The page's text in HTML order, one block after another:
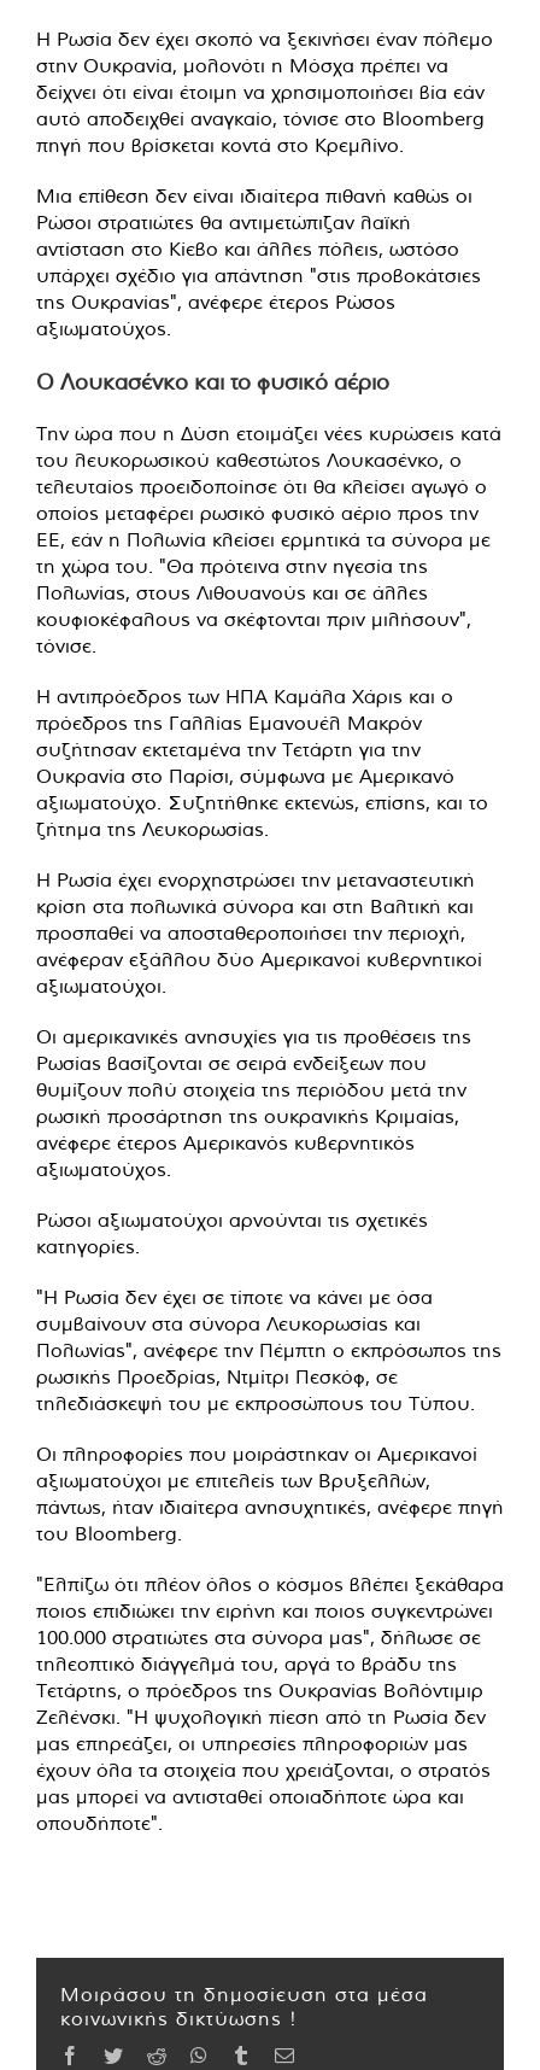
Η Ρωσία δεν έχει σκοπό να ξεκινήσει έναν πόλεμο
στην Ουκρανία, μολονότι η Μόσχα πρέπει να
δείχνει ότι είναι έτοιμη να χρησιμοποιήσει βία εάν
αυτό αποδειχθεί αναγκαίο, τόνισε στο Bloomberg
πηγή που βρίσκεται κοντά στο Κρεμλίνο.
Μια επίθεση δεν είναι ιδιαίτερα πιθανή καθώς οι
Ρώσοι στρατιώτες θα αντιμετώπιζαν λαϊκή
αντίσταση στο Κίεβο και άλλες πόλεις, ωστόσο
υπάρχει σχέδιο για απάντηση "στις προβοκάτσιες
της Ουκρανίας", ανέφερε έτερος Ρώσος
αξιωματούχος.
Ο Λουκασένκο και το φυσικό αέριο
Την ώρα που η Δύση ετοιμάζει νέες κυρώσεις κατά
του λευκορωσικού καθεστώτος Λουκασένκο, ο
τελευταίος προειδοποίησε ότι θα κλείσει αγωγό ο
οποίος μεταφέρει ρωσικό φυσικό αέριο προς την
ΕΕ, εάν η Πολωνία κλείσει ερμητικά τα σύνορα με
τη χώρα του. "Θα πρότεινα στην ηγεσία της
Πολωνίας, στους Λιθουανούς και σε άλλες
κουφιοκέφαλους να σκέφτονται πριν μιλήσουν",
τόνισε.
Η αντιπρόεδρος των ΗΠΑ Καμάλα Χάρις και ο
πρόεδρος της Γαλλίας Εμανουέλ Μακρόν
συζήτησαν εκτεταμένα την Τετάρτη για την
Ουκρανία στο Παρίσι, σύμφωνα με Αμερικανό
αξιωματούχο. Συζητήθηκε εκτενώς, επίσης, και το
ζήτημα της Λευκορωσίας.
Η Ρωσία έχει ενορχηστρώσει την μεταναστευτική
κρίση στα πολωνικά σύνορα και στη Βαλτική και
προσπαθεί να αποσταθεροποιήσει την περιοχή,
ανέφεραν εξάλλου δύο Αμερικανοί κυβερνητικοί
αξιωματούχοι.
Οι αμερικανικές ανησυχίες για τις προθέσεις της
Ρωσίας βασίζονται σε σειρά ενδείξεων που
θυμίζουν πολύ στοιχεία της περιόδου μετά την
ρωσική προσάρτηση της ουκρανικής Κριμαίας,
ανέφερε έτερος Αμερικανός κυβερνητικός
αξιωματούχος.
Ρώσοι αξιωματούχοι αρνούνται τις σχετικές
κατηγορίες.
"Η Ρωσία δεν έχει σε τίποτε να κάνει με όσα
συμβαίνουν στα σύνορα Λευκορωσίας και
Πολωνίας", ανέφερε την Πέμπτη ο εκπρόσωπος της
ρωσικής Προεδρίας, Ντμίτρι Πεσκόφ, σε
τηλεδιάσκεψή του με εκπροσώπους του Τύπου.
Οι πληροφορίες που μοιράστηκαν οι Αμερικανοί
αξιωματούχοι με επιτελείς των Βρυξελλών,
πάντως, ήταν ιδιαίτερα ανησυχητικές, ανέφερε πηγή
του Bloomberg.
"Ελπίζω ότι πλέον όλος ο κόσμος βλέπει ξεκάθαρα
ποιος επιδιώκει την ειρήνη και ποιος συγκεντρώνει
100.000 στρατιώτες στα σύνορα μας", δήλωσε σε
τηλεοπτικό διάγγελμά του, αργά το βράδυ της
Τετάρτης, ο πρόεδρος της Ουκρανίας Βολόντιμιρ
Ζελένσκι. "Η ψυχολογική πίεση από τη Ρωσία δεν
μας επηρεάζει, οι υπηρεσίες πληροφοριών μας
έχουν όλα τα στοιχεία που χρειάζονται, ο στρατός
μας μπορεί να αντισταθεί οποιαδήποτε ώρα και
οπουδήποτε".
Μοιράσου τη δημοσίευση στα μέσα
κοινωνικής δικτύωσης !
Facebook
TwitterReddit WhatsApp
TumblrEmail